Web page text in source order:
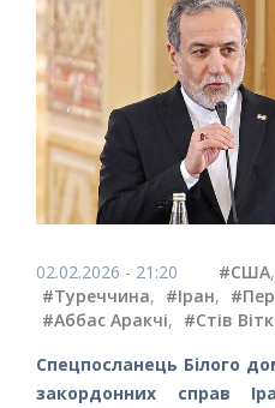
02.02.2026 - 21:20 #США,
#Туреччина, #Іран,
#Аббас Аракчі, #Стів
Спецпосланець Білого
закордонних справ